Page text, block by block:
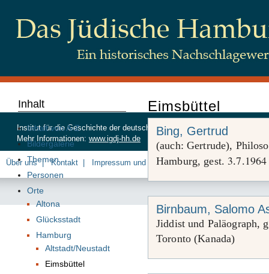
Eimsbüttel
Bing, Gertrud
(auch: Gertrude),
Hamburg, gest. 3.7.1964
Birnbaum, Salomo
Jiddist und Paläograph,
Toronto (Kanada)
Inhalt
Inhalt von A-Z
Bildergalerie
Themen
Personen
Orte
Altona
Glücksstadt
Hamburg
Altstadt/Neustadt
Eimsbüttel
Institut für die Geschichte der deutschen Juden, Beim Schlump 83,
Mehr Informationen: www.igdj-hh.de
Über uns Kontakt Impressum und Datenschutz